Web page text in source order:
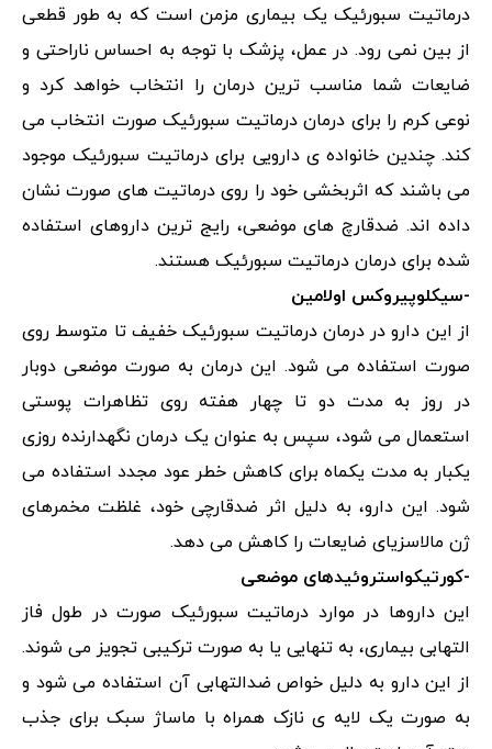
درماتیت سبورئیک یک بیماری مزمن است که به طور قطعی
از بین نمی رود. در عمل، پزشک با توجه به احساس ناراحتی و
ضایعات شما مناسب ترین درمان را انتخاب خواهد کرد و
نوعی کرم را برای درمان درماتیت سبورئیک صورت انتخاب می
کند. چندین خانواده ی دارویی برای درماتیت سبورئیک موجود
می باشند که اثربخشی خود را روی درماتیت های صورت نشان
داده اند. ضدقارچ های موضعی، رایج ترین داروهای استفاده
شده برای درمان درماتیت سبورئیک هستند.
-سیکلوپیروکس اولامین
از این دارو در درمان درماتیت سبورئیک خفیف تا متوسط روی
صورت استفاده می شود. این درمان به صورت موضعی دوبار
در روز به مدت دو تا چهار هفته روی تظاهرات پوستی
استعمال می شود، سپس به عنوان یک درمان نگهدارنده روزی
یکبار به مدت یکماه برای کاهش خطر عود مجدد استفاده می
شود. این دارو، به دلیل اثر ضدقارچی خود، غلظت مخمرهای
ژن مالاسزیای ضایعات را کاهش می دهد.
-کورتیکواستروئیدهای موضعی
این داروها در موارد درماتیت سبورئیک صورت در طول فاز
التهابی بیماری، به تنهایی یا به صورت ترکیبی تجویز می شوند.
از این دارو به دلیل خواص ضدالتهابی آن استفاده می شود و
به صورت یک لایه ی نازک همراه با ماساژ سبک برای جذب